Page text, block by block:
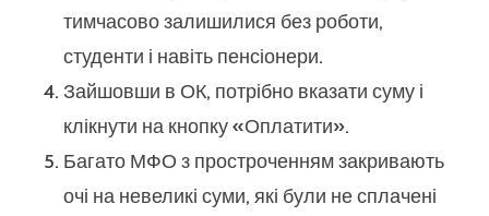
тимчасово залишилися без роботи,
студенти і навіть пенсіонери.
Зайшовши в ОК, потрібно вказати суму і
клікнути на кнопку «Оплатити».
Багато МФО з простроченням закривають
очі на невеликі суми, які були не сплачені